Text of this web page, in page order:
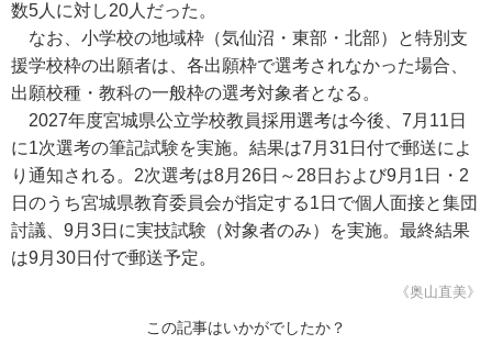
数5人に対し20人だった。
なお、小学校の地域枠（気仙沼・東部・北部）と特別支
援学校枠の出願者は、各出願枠で選考されなかった場合、
出願校種・教科の一般枠の選考対象者となる。
2027年度宮城県公立学校教員採用選考は今後、7月11日
に1次選考の筆記試験を実施。結果は7月31日付で郵送によ
り通知される。2次選考は8月26日～28日および9月1日・2
日のうち宮城県教育委員会が指定する1日で個人面接と集団
討議、9月3日に実技試験（対象者のみ）を実施。最終結果
は9月30日付で郵送予定。
《奥山直美》
この記事はいかがでしたか？